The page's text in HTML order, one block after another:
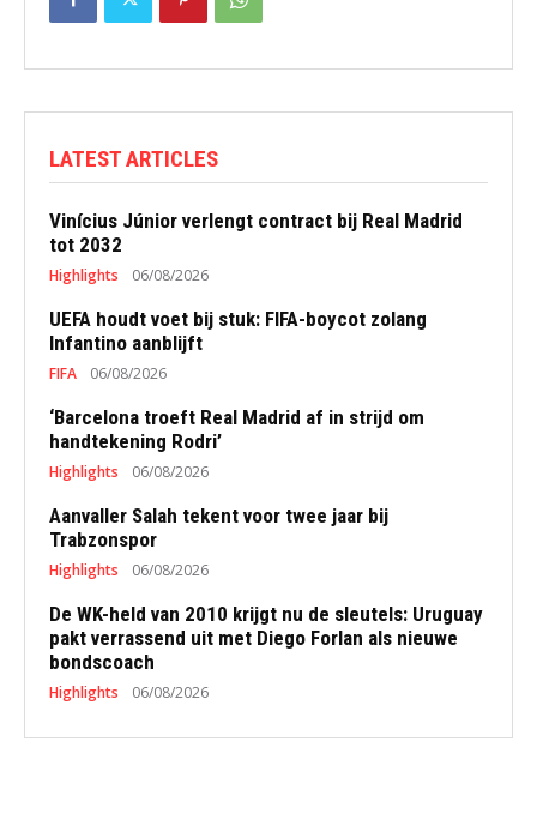
LATEST ARTICLES
Vinícius Júnior verlengt contract bij Real Madrid
tot 2032
Highlights 06/08/2026
UEFA houdt voet bij stuk: FIFA-boycot zolang
Infantino aanblijft
FIFA 06/08/2026
‘Barcelona troeft Real Madrid af in strijd om
handtekening Rodri’
Highlights 06/08/2026
Aanvaller Salah tekent voor twee jaar bij
Trabzonspor
Highlights 06/08/2026
De WK-held van 2010 krijgt nu de sleutels: Uruguay
pakt verrassend uit met Diego Forlan als nieuwe
bondscoach
Highlights 06/08/2026